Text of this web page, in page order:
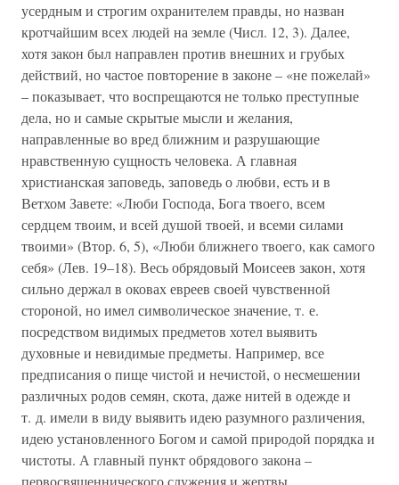
усердным и строгим охранителем правды, но назван
кротчайшим всех людей на земле (Числ. 12, 3). Далее,
хотя закон был направлен против внешних и грубых
действий, но частое повторение в законе – «не пожелай»
– показывает, что воспрещаются не только преступные
дела, но и самые скрытые мысли и желания,
направленные во вред ближним и разрушающие
нравственную сущность человека. А главная
христианская заповедь, заповедь о любви, есть и в
Ветхом Завете: «Люби Господа, Бога твоего, всем
сердцем твоим, и всей душой твоей, и всеми силами
твоими» (Втор. 6, 5), «Люби ближнего твоего, как самого
себя» (Лев. 19–18). Весь обрядовый Моисеев закон, хотя
сильно держал в оковах евреев своей чувственной
стороной, но имел символическое значение, т. е.
посредством видимых предметов хотел выявить
духовные и невидимые предметы. Например, все
предписания о пище чистой и нечистой, о несмешении
различных родов семян, скота, даже нитей в одежде и
т. д. имели в виду выявить идею разумного различения,
идею установленного Богом и самой природой порядка и
чистоты. А главный пункт обрядового закона –
первосвященнического служения и жертвы,